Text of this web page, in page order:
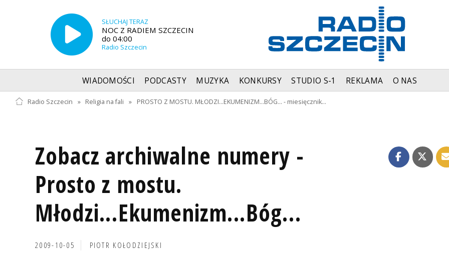
SŁUCHAJ TERAZ
NOC Z RADIEM SZCZECIN
do 04:00
Radio Szczecin
WIADOMOŚCI PODCASTY MUZYKA KONKURSY STUDIO S-1 REKLAMA O NAS
Radio Szczecin » Religia na fali » PROSTO Z MOSTU. MŁODZI...EKUMENIZM...BÓG... - miesięcznik…
Zobacz archiwalne numery -
Prosto z mostu.
Młodzi...Ekumenizm...Bóg...
2009-10-05 PIOTR KOŁODZIEJSKI